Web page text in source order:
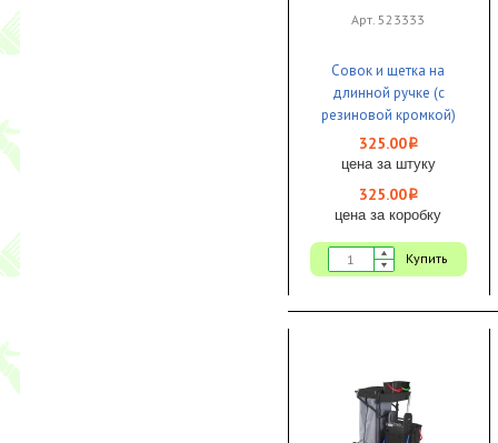
Арт. 523333
Совок и щетка на
длинной ручке (с
резиновой кромкой)
серый 1/24 Proff
Comfort
325.00i
цена за штуку
325.00i
цена за коробку
Купить